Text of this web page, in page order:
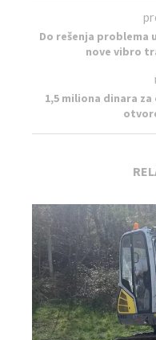
Do rešenja problema
nove vibro
1,5 miliona dinara